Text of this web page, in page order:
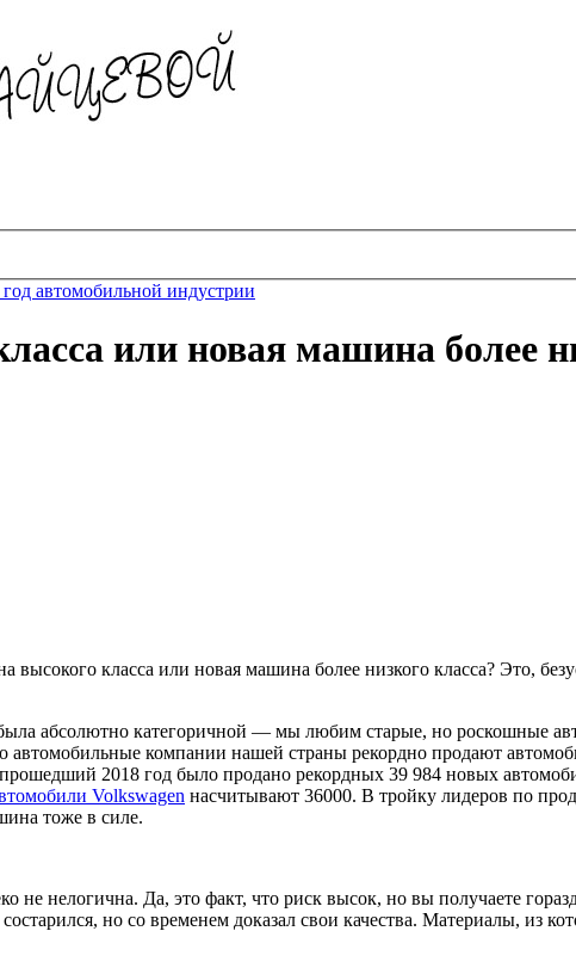
автомобильной индустрии
или новая машина более
высокого класса или новая машина более низкого класса? Это,
абсолютно категоричной — мы любим старые, но роскошные
автомобильные компании нашей страны рекордно продают
2018 год было продано рекордных 39 984 новых
Volkswagen насчитывают 36000. В тройку лидеров по
тоже в силе.
не нелогична. Да, это факт, что риск высок, но вы получаете
но со временем доказал свои качества. Материалы, из